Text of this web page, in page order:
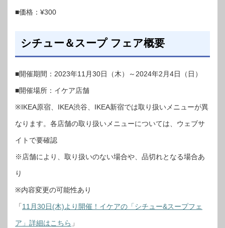
■価格：¥300
シチュー＆スープ フェア概要
■開催期間：2023年11月30日（木）～2024年2月4日（日）
■開催場所：イケア店舗
※IKEA原宿、IKEA渋谷、IKEA新宿では取り扱いメニューが異
なります。各店舗の取り扱いメニューについては、ウェブサ
イトで要確認
※店舗により、取り扱いのない場合や、品切れとなる場合あ
り
※内容変更の可能性あり
「11月30日(木)より開催！イケアの「シチュー&スープフェ
ア」詳細はこちら 」